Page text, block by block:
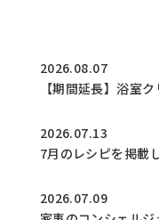
2026.08.07
【期間延長】浴室
2026.07.13
7月のレシピを掲載
2026.07.09